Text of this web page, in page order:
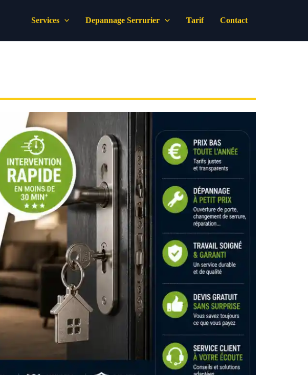
Services Depannage Serrurier Tarif Contact